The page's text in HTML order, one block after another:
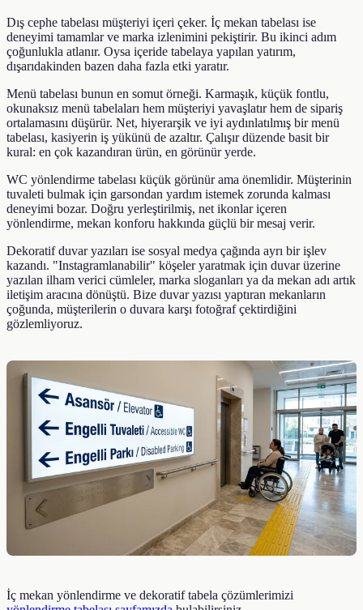
Dış cephe tabelası müşteriyi içeri çeker. İç mekan tabelası ise
deneyimi tamamlar ve marka izlenimini pekiştirir. Bu ikinci adım
çoğunlukla atlanır. Oysa içeride tabelaya yapılan yatırım,
dışarıdakinden bazen daha fazla etki yaratır.
Menü tabelası bunun en somut örneği. Karmaşık, küçük fontlu,
okunaksız menü tabelaları hem müşteriyi yavaşlatır hem de sipariş
ortalamasını düşürür. Net, hiyerarşik ve iyi aydınlatılmış bir menü
tabelası, kasiyerin iş yükünü de azaltır. Çalışır düzende basit bir
kural: en çok kazandıran ürün, en görünür yerde.
WC yönlendirme tabelası küçük görünür ama önemlidir. Müşterinin
tuvaleti bulmak için garsondan yardım istemek zorunda kalması
deneyimi bozar. Doğru yerleştirilmiş, net ikonlar içeren
yönlendirme, mekan konforu hakkında güçlü bir mesaj verir.
Dekoratif duvar yazıları ise sosyal medya çağında ayrı bir işlev
kazandı. "Instagramlanabilir" köşeler yaratmak için duvar üzerine
yazılan ilham verici cümleler, marka sloganları ya da mekan adı artık
iletişim aracına dönüştü. Bize duvar yazısı yaptıran mekanların
çoğunda, müşterilerin o duvara karşı fotoğraf çektirdiğini
gözlemliyoruz.
İç mekan yönlendirme ve dekoratif tabela çözümlerimizi